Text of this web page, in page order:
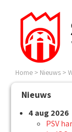
Home > Nieuws >
Nieuws
4 aug 2026
PSV